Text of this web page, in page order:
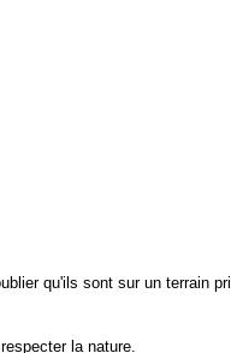
qu'ils sont sur un terrain
la nature.